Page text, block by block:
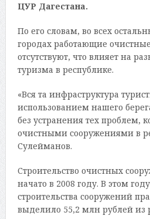
ЦУР Дагестана.
По его словам, во всех
городах работающие
отсутствуют, что влияет на
туризма в республике.
«Вся та инфраструктура
использованием нашего
без устранения тех проблем,
очистными сооружениями в
Сулейманов.
Строительство очистных
начато в 2008 году. В этом
строительства сооружений
выделило 55,2 млн рублей из